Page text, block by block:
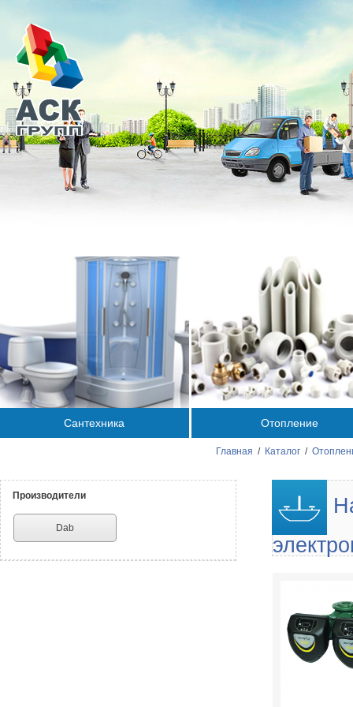
Сантехника Отопление
Главная / Каталог /
Производители
Dab